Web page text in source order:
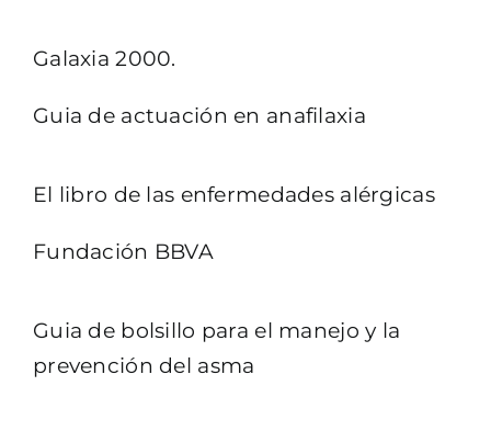
Galaxia 2000.
Guia de actuación en anafilaxia
El libro de las enfermedades alérgicas
Fundación BBVA
Guia de bolsillo para el manejo y la
prevención del asma